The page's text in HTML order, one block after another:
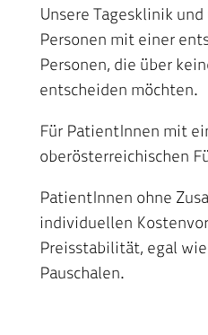
Unsere Tagesklinik
Personen mit einer
Personen, die über
entscheiden möchten.
Für PatientInnen mit
oberösterreichischen
PatientInnen ohne
individuellen
Preisstabilität, egal
Pauschalen.